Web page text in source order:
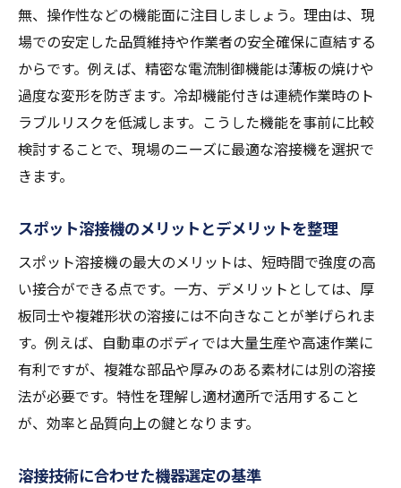
無、操作性などの機能面に注目しましょう。理由は、現
場での安定した品質維持や作業者の安全確保に直結する
からです。例えば、精密な電流制御機能は薄板の焼けや
過度な変形を防ぎます。冷却機能付きは連続作業時のト
ラブルリスクを低減します。こうした機能を事前に比較
検討することで、現場のニーズに最適な溶接機を選択で
きます。
スポット溶接機のメリットとデメリットを整理
スポット溶接機の最大のメリットは、短時間で強度の高
い接合ができる点です。一方、デメリットとしては、厚
板同士や複雑形状の溶接には不向きなことが挙げられま
す。例えば、自動車のボディでは大量生産や高速作業に
有利ですが、複雑な部品や厚みのある素材には別の溶接
法が必要です。特性を理解し適材適所で活用すること
が、効率と品質向上の鍵となります。
溶接技術に合わせた機器選定の基準